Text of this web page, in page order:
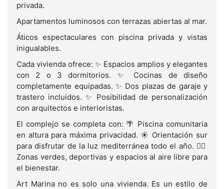
privada.
Apartamentos luminosos con terrazas abiertas al mar.
Áticos espectaculares con piscina privada y vistas
inigualables.
Cada vivienda ofrece: ✨ Espacios amplios y elegantes
con 2 o 3 dormitorios. ✨ Cocinas de diseño
completamente equipadas. ✨ Dos plazas de garaje y
trastero incluidos. ✨ Posibilidad de personalización
con arquitectos e interioristas.
El complejo se completa con: 🌴 Piscina comunitaria
en altura para máxima privacidad. ☀️ Orientación sur
para disfrutar de la luz mediterránea todo el año. 🏋️‍♂️
Zonas verdes, deportivas y espacios al aire libre para
el bienestar.
Art Marina no es solo una vivienda. Es un estilo de